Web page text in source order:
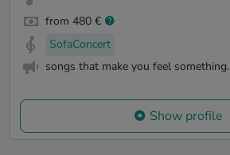
from 480 €
SofaConcert
songs that make you feel something.
Show profile